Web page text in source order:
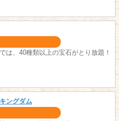
は、40種類以上の宝石がとり放題！
ングダム